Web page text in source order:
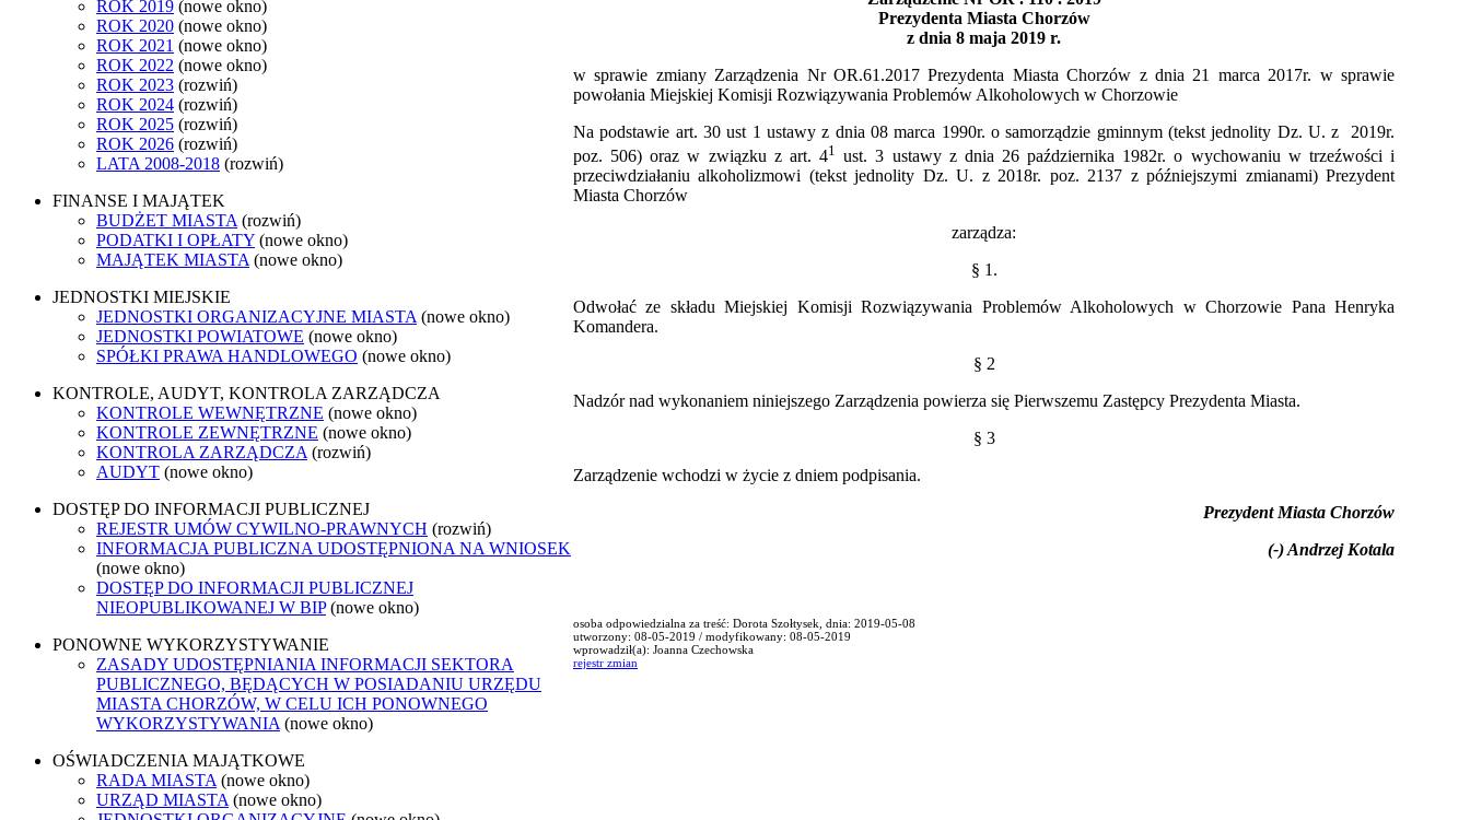
ROK 2019 (nowe okno)
ROK 2020 (nowe okno)
ROK 2021 (nowe okno)
ROK 2022 (nowe okno)
ROK 2023 (rozwiń)
ROK 2024 (rozwiń)
ROK 2025 (rozwiń)
ROK 2026 (rozwiń)
LATA 2008-2018 (rozwiń)
FINANSE I MAJĄTEK
BUDŻET MIASTA (rozwiń)
PODATKI I OPŁATY (nowe okno)
MAJĄTEK MIASTA (nowe okno)
JEDNOSTKI MIEJSKIE
JEDNOSTKI ORGANIZACYJNE MIASTA (nowe okno)
JEDNOSTKI POWIATOWE (nowe okno)
SPÓŁKI PRAWA HANDLOWEGO (nowe okno)
KONTROLE, AUDYT, KONTROLA ZARZĄDCZA
KONTROLE WEWNĘTRZNE (nowe okno)
KONTROLE ZEWNĘTRZNE (nowe okno)
KONTROLA ZARZĄDCZA (rozwiń)
AUDYT (nowe okno)
DOSTĘP DO INFORMACJI PUBLICZNEJ
REJESTR UMÓW CYWILNO-PRAWNYCH (rozwiń)
INFORMACJA PUBLICZNA UDOSTĘPNIONA NA WNIOSEK
(nowe okno)
DOSTĘP DO INFORMACJI PUBLICZNEJ
NIEOPUBLIKOWANEJ W BIP (nowe okno)
PONOWNE WYKORZYSTYWANIE
ZASADY UDOSTĘPNIANIA INFORMACJI SEKTORA
PUBLICZNEGO, BĘDĄCYCH W POSIADANIU URZĘDU
MIASTA CHORZÓW, W CELU ICH PONOWNEGO
WYKORZYSTYWANIA (nowe okno)
OŚWIADCZENIA MAJĄTKOWE
RADA MIASTA (nowe okno)
URZĄD MIASTA (nowe okno)
Prezydenta Miasta Chorzów
z dnia 8 maja 2019 r.
w sprawie zmiany Zarządzenia Nr OR.61.2017 Prezydenta Miasta Chorzów z dnia 21 marca 2017r. w sprawie
powołania Miejskiej Komisji Rozwiązywania Problemów Alkoholowych w Chorzowie
Na podstawie art. 30 ust 1 ustawy z dnia 08 marca 1990r. o samorządzie gminnym (tekst jednolity Dz. U. z 2019r.
poz. 506) oraz w związku z art. 41
ust. 3 ustawy z dnia 26 października 1982r. o wychowaniu w trzeźwości i
przeciwdziałaniu alkoholizmowi (tekst jednolity Dz. U. z 2018r. poz. 2137 z późniejszymi zmianami) Prezydent
Miasta Chorzów
zarządza:
§ 1.
Odwołać ze składu Miejskiej Komisji Rozwiązywania Problemów Alkoholowych w Chorzowie Pana Henryka
Komandera.
§ 2
Nadzór nad wykonaniem niniejszego Zarządzenia powierza się Pierwszemu Zastępcy Prezydenta Miasta.
§ 3
Zarządzenie wchodzi w życie z dniem podpisania.
Prezydent Miasta Chorzów
(-) Andrzej Kotala
osoba odpowiedzialna za treść: Dorota Szołtysek, dnia: 2019-05-08
utworzony: 08-05-2019 / modyfikowany: 08-05-2019
wprowadził(a): Joanna Czechowska
rejestr zmian